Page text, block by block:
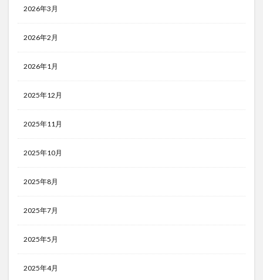
2026年3月
2026年2月
2026年1月
2025年12月
2025年11月
2025年10月
2025年8月
2025年7月
2025年5月
2025年4月